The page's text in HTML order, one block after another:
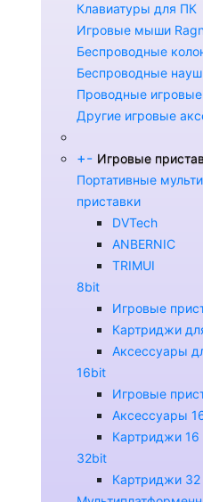
Клавиатуры для ПК
Игровые мыши
Беспроводные
Беспроводные
Проводные
Другие игровые
+- Игровые
Портативные
приставки
DVTech
ANBERNIC
TRIMUI
8bit
Игровые
Картриджи
Аксессуары
16bit
Игровые
Аксессуары
Картриджи 16
32bit
Картриджи 32